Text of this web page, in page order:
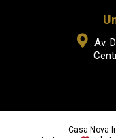
Av.
Casa Nova